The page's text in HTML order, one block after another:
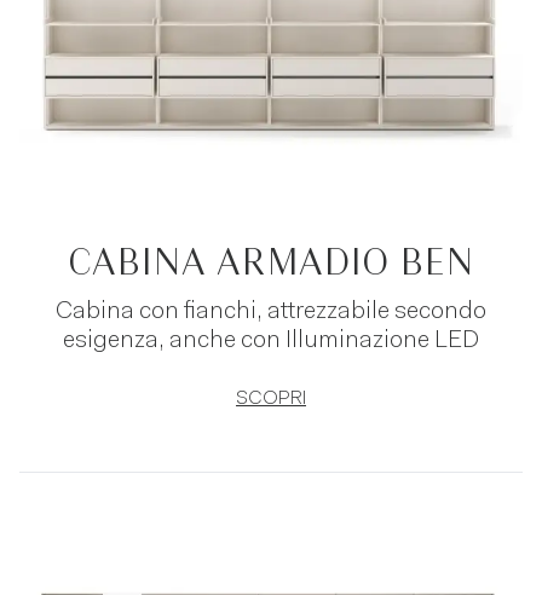
CABINA ARMADIO BEN
Cabina con fianchi, attrezzabile secondo
esigenza, anche con Illuminazione LED
SCOPRI